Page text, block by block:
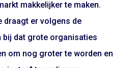
makkelijker te maken.
draagt er volgens de
bij dat grote organisaties
om nog groter te worden en